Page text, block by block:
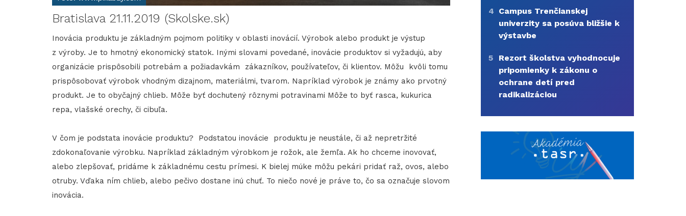
Bratislava 21.11.2019 (Skolske.sk)
Inovácia produktu je základným pojmom politiky v oblasti inovácií. Výrobok alebo produkt je výstup
z výroby. Je to hmotný ekonomický statok. Inými slovami povedané, inovácie produktov si vyžadujú, aby
organizácie prispôsobili potrebám a požiadavkám zákazníkov, používateľov, či klientov. Môžu kvôli tomu
prispôsobovať výrobok vhodným dizajnom, materiálmi, tvarom. Napríklad výrobok je známy ako prvotný
produkt. Je to obyčajný chlieb. Môže byť dochutený rôznymi potravinami Môže to byť rasca, kukurica
repa, vlašské orechy, či cibuľa.
V čom je podstata inovácie produktu? Podstatou inovácie produktu je neustále, či až nepretržité
zdokonaľovanie výrobku. Napríklad základným výrobkom je rožok, ale žemľa. Ak ho chceme inovovať,
alebo zlepšovať, pridáme k základnému cestu prímesi. K bielej múke môžu pekári pridať raž, ovos, alebo
otruby. Vďaka ním chlieb, alebo pečivo dostane inú chuť. To niečo nové je práve to, čo sa označuje slovom
inovácia.
4 Campus Trenčianskej
univerzity sa posúva bližšie k
výstavbe
5
Rezort školstva vyhodnocuje
pripomienky k zákonu o
ochrane detí pred
radikalizáciou